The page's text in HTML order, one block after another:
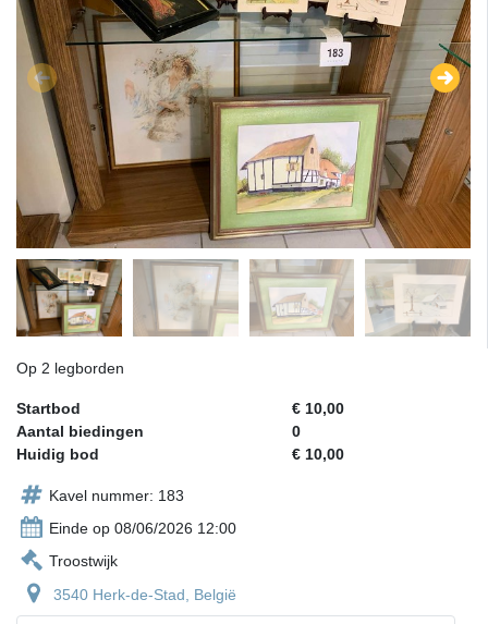
Op 2 legborden
Startbod
€ 10,00
Aantal biedingen
0
Huidig bod
€ 10,00
Kavel nummer: 183
Einde op 08/06/2026 12:00
Troostwijk
3540 Herk-de-Stad, België